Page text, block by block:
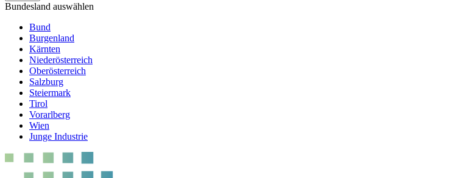
Bundesland auswählen
Bund
Burgenland
Kärnten
Niederösterreich
Oberösterreich
Salzburg
Steiermark
Tirol
Vorarlberg
Wien
Junge Industrie